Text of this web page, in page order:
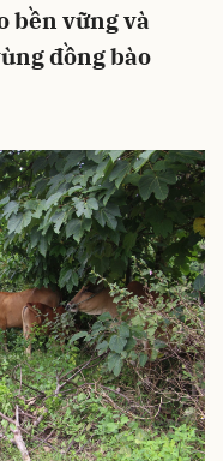
bền vững và
đồng bào